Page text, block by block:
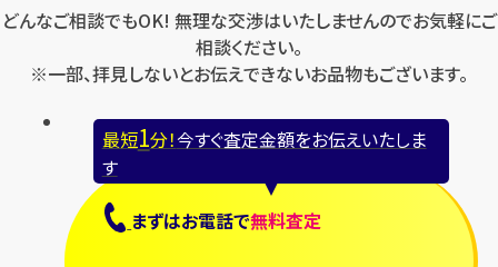
どんなご相談でもOK! 無理な交渉はいたしませんのでお気軽にご
相談ください。
※一部、拝見しないとお伝えできないお品物もございます。
最短1分！今すぐ査定金額をお伝えいたしま
す
まずはお電話で無料査定